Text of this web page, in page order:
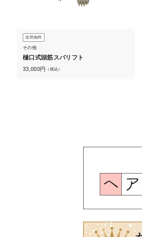
送料無料
その他
樋口式頭筋スパリフト
33,000円 （税込）